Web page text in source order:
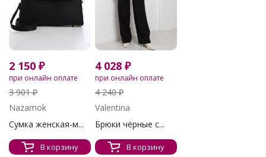
2 150 ₽
при онлайн оплате
3 901 ₽
Nazamok
Сумка женская-м...
В корзину
4 028 ₽
при онлайн оплате
4 240 ₽
Valentina
Брюки чёрные с...
В корзину